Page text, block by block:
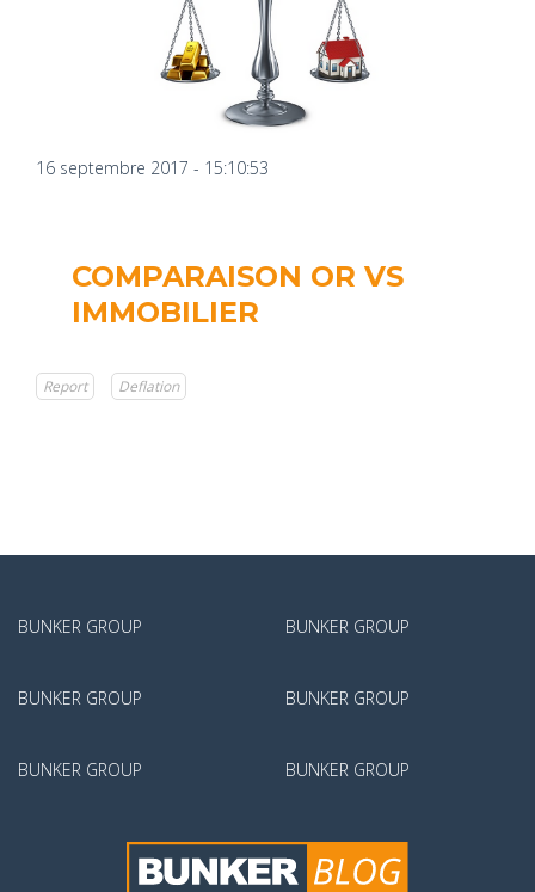
16 septembre 2017 - 15:10:53
COMPARAISON OR VS
IMMOBILIER
Report Deflation
BUNKER GROUP
BUNKER GROUP
BUNKER GROUP
BUNKER GROUP
BUNKER GROUP
BUNKER GROUP